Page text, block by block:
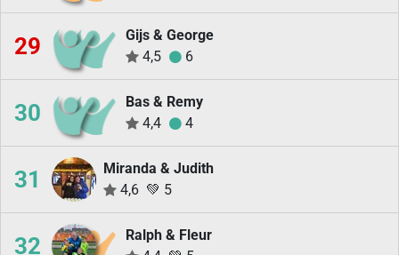
29
Gijs & George
4,5
6
30
Bas & Remy
4,4
4
31
Miranda & Judith
4,6 💚 5
32
Ralph & Fleur